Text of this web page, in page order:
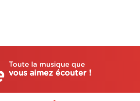
Toute la musique que
vous aimez écouter !